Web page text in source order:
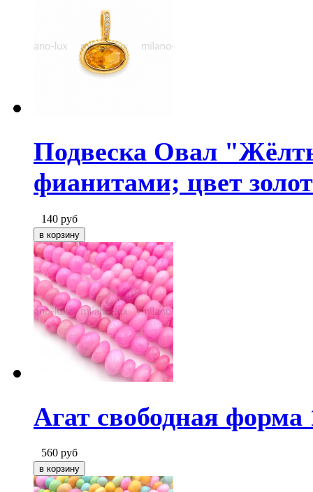
Подвеска Овал
фианитами; цвет
140 руб
Агат свободная
560 руб